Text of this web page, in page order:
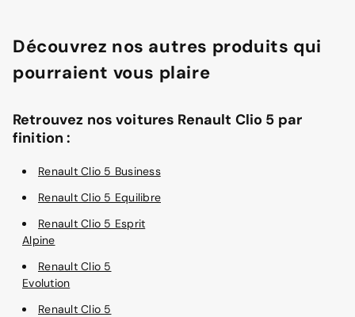
Découvrez nos autres produits qui
pourraient vous plaire
Retrouvez nos voitures Renault Clio 5 par
finition :
Renault Clio 5 Business
Renault Clio 5 Equilibre
Renault Clio 5 Esprit
Alpine
Renault Clio 5
Evolution
Renault Clio 5